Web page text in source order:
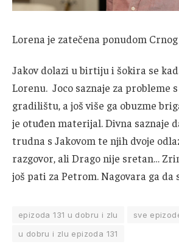
Lorena je zatečena ponudom
Jakov dolazi u birtiju i šokira se
Lorenu. Joco saznaje za probleme
gradilištu, a još više ga obuzme
je otuđen materijal. Divna saznaje
trudna s Jakovom te njih dvoje
razgovor, ali Drago nije sretan…
još pati za Petrom. Nagovara ga da
epizoda 131 u dobru i zlu
sve
u dobru i zlu epizoda 131